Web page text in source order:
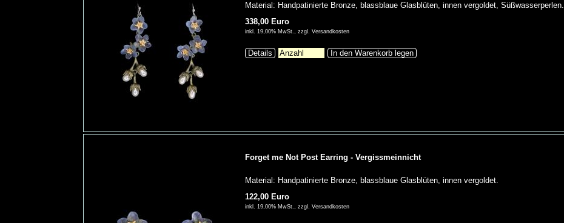
Material: Handpatinierte Bronze, blassblaue Glasblüten, innen vergoldet, Süßwasserperlen.
338,00 Euro
inkl. 19,00% MwSt., zzgl. Versandkosten
Details In den Warenkorb legen
Forget me Not Post Earring - Vergissmeinnicht
Material: Handpatinierte Bronze, blassblaue Glasblüten, innen vergoldet.
122,00 Euro
inkl. 19,00% MwSt., zzgl. Versandkosten